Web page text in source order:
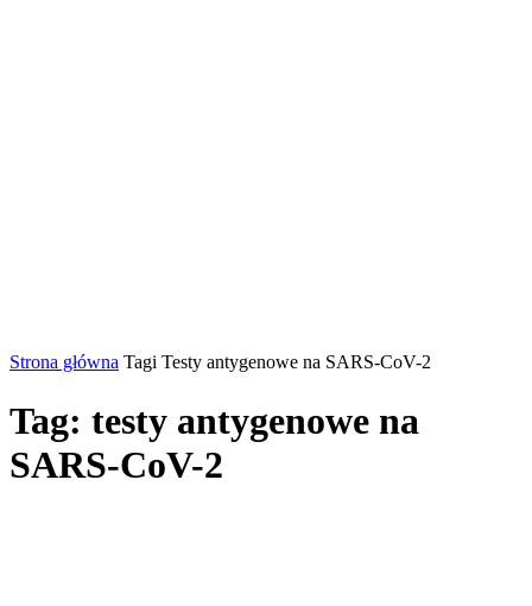
Strona główna Tagi Testy antygenowe na SARS-CoV-2
Tag: testy antygenowe na
SARS-CoV-2